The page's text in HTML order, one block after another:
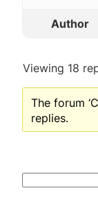
Author
Viewing 18
The forum
replies.